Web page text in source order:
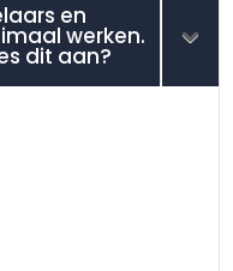
en
werken.
dit aan?